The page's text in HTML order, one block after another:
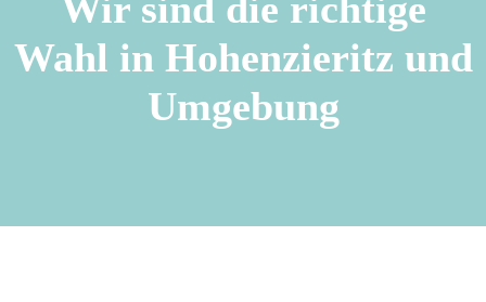
Wahl in Hohenzieritz und
Umgebung